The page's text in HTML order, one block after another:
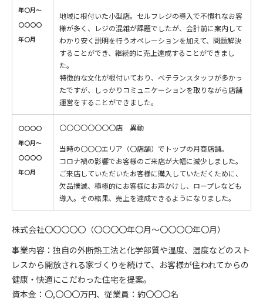
年〇月〜
〇〇〇〇
年〇月
地域に根付いた小型店。セルフレジの導入で不慣れなお客
様が多く、レジの混雑が課題でしたが、会計前に案内して
わかり安く説明を行うオペレーションを加えて、問題解決
することができ、継続的に売上達成することができまし
た。
特徴的な文化が根付いており、ベテランスタッフが多かっ
たですが、しっかりコミュニケーションを取りながら店舗
運営をすることができました。
〇〇〇〇
年〇月〜
〇〇〇〇
年〇月
〇〇〇〇〇〇〇〇店 異動
当時の〇〇〇エリア（〇店舗）でトップの月商店舗。
コロナ禍の影響でお客様のご来店が大幅に減少しました。
ご来店していただいたお客様に購入していただくために、
欠品撲滅、積極的にお客様にお声かけし、ロープレなども
導入。その結果、売上を達成できるようになりました。
株式会社〇〇〇〇〇（〇〇〇〇年〇月〜〇〇〇〇年〇月）
事業内容：独自の外断熱工法と化学部質や温度、湿度などのスト
レスから開放される家づくりを続けて、お客様が住われてからの
健康・快適にこだわった住宅を提案。
資本金：〇,〇〇〇万円、従業員：約〇〇〇名